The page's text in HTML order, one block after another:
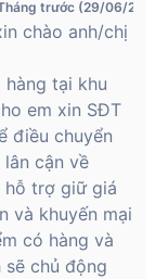
trước (29/06/2026)
chào anh/chị
hàng tại khu
em xin SĐT
điều chuyển
cận về
hỗ trợ giữ giá
và khuyến mại
có hàng và
sẽ chủ động